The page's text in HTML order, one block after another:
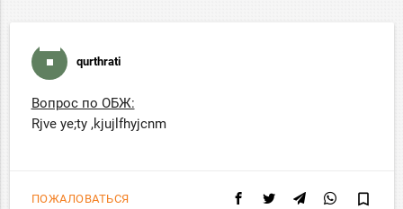
qurthrati
Вопрос по ОБЖ:
Rjve ye;ty ,kjujlfhyjcnm
ПОЖАЛОВАТЬСЯ bookmark_border